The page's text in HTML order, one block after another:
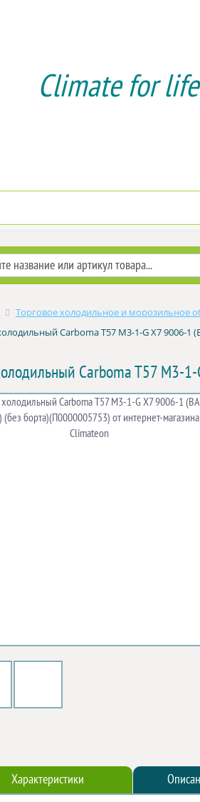
Climate for life
Торговое холодильное и морозильное
Carboma T57 M3-1-G X7 9006-1
Carboma T57 M3-
Характеристики